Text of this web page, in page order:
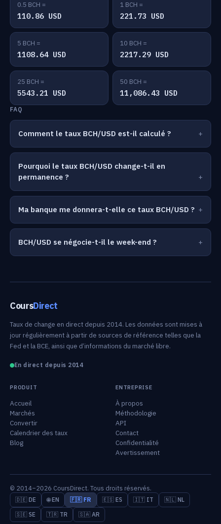
0.5 BCH =
110.86 USD
1 BCH =
221.73 USD
5 BCH =
1108.64 USD
10 BCH =
2217.29 USD
25 BCH =
5543.21 USD
50 BCH =
11,086.43 USD
FAQ
Comment le taux BCH/USD est-il calculé ?
Pourquoi le taux BCH/USD change-t-il en
permanence ?
Ma banque me donnera-t-elle ce taux BCH/USD ?
BCH/USD se négocie-t-il le week-end ?
CoursDirect
Taux de change en direct depuis 2014. Les données sont mises à
jour régulièrement à partir de sources de référence telles que la
Fed et la BCE, ainsi que d’informations du marché libre.
En direct depuis 2014
PRODUIT
Accueil
Marchés
Convertir
Calendrier des taux
Blog
ENTREPRISE
À propos
Méthodologie
API
Contact
Confidentialité
Avertissement
© 2014–2026 CoursDirect. Tous droits réservés.
🇩🇪 DE 🌐 EN 🇫🇷 FR 🇪🇸 ES 🇮🇹 IT
🇳🇱 NL
🇸🇪 SE
🇹🇷 TR 🇸🇦 AR